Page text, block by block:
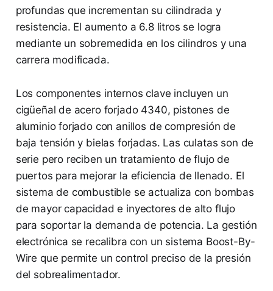
profundas que incrementan su cilindrada y
resistencia. El aumento a 6.8 litros se logra
mediante un sobremedida en los cilindros y una
carrera modificada.
Los componentes internos clave incluyen un
cigüeñal de acero forjado 4340, pistones de
aluminio forjado con anillos de compresión de
baja tensión y bielas forjadas. Las culatas son de
serie pero reciben un tratamiento de flujo de
puertos para mejorar la eficiencia de llenado. El
sistema de combustible se actualiza con bombas
de mayor capacidad e inyectores de alto flujo
para soportar la demanda de potencia. La gestión
electrónica se recalibra con un sistema Boost-By-
Wire que permite un control preciso de la presión
del sobrealimentador.